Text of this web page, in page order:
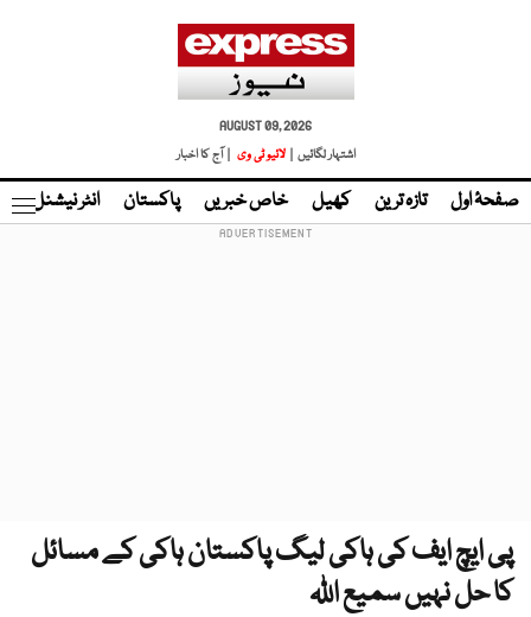
AUGUST 09, 2026
اشتہار لگائیں |
لائیو ٹی وی | آج کا اخبار
صفحۂ اول تازہ ترین کھیل خاص خبریں پاکستان انٹر نیشنل
پی ایچ ایف کی ہاکی لیگ پاکستان ہاکی کے مسائل
کا حل نہیں سمیع اللہ